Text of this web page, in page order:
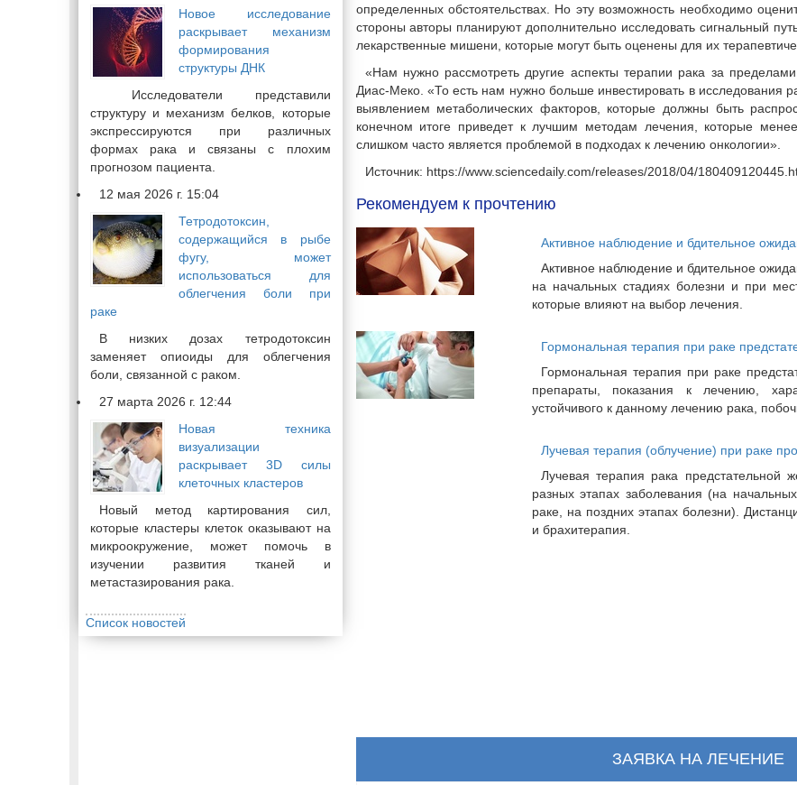
Новое исследование
раскрывает механизм
формирования
структуры ДНК
Исследователи представили
структуру и механизм белков, которые
экспрессируются при различных
формах рака и связаны с плохим
прогнозом пациента.
12 мая 2026 г. 15:04
Тетродотоксин,
содержащийся в рыбе
фугу, может
использоваться для
облегчения боли при
раке
В низких дозах тетродотоксин
заменяет опиоиды для облегчения
боли, связанной с раком.
27 марта 2026 г. 12:44
Новая техника
визуализации
раскрывает 3D силы
клеточных кластеров
Новый метод картирования сил,
которые кластеры клеток оказывают на
микроокружение, может помочь в
изучении развития тканей и
метастазирования рака.
Список новостей
определенных обстоятельствах. Но эту возможность необходимо
стороны авторы планируют дополнительно исследовать сигнальный
лекарственные мишени, которые могут быть оценены для их
«Нам нужно рассмотреть другие аспекты терапии рака за
Диас-Меко. «То есть нам нужно больше инвестировать в исследования
выявлением метаболических факторов, которые должны быть
конечном итоге приведет к лучшим методам лечения, которые
слишком часто является проблемой в подходах к лечению онкологии».
Источник: https://www.sciencedaily.com/releases/2018/04/
Рекомендуем к прочтению
Активное наблюдение и бдительное
Активное наблюдение и бдительное
на начальных стадиях болезни и при
которые влияют на выбор лечения.
Гормональная терапия при раке
Гормональная терапия при раке
препараты, показания к лечению,
устойчивого к данному лечению рака,
Лучевая терапия (облучение) при раке
Лучевая терапия рака предстательной
разных этапах заболевания (на
раке, на поздних этапах болезни).
и брахитерапия.
ЗАЯВКА НА ЛЕЧЕНИЕ